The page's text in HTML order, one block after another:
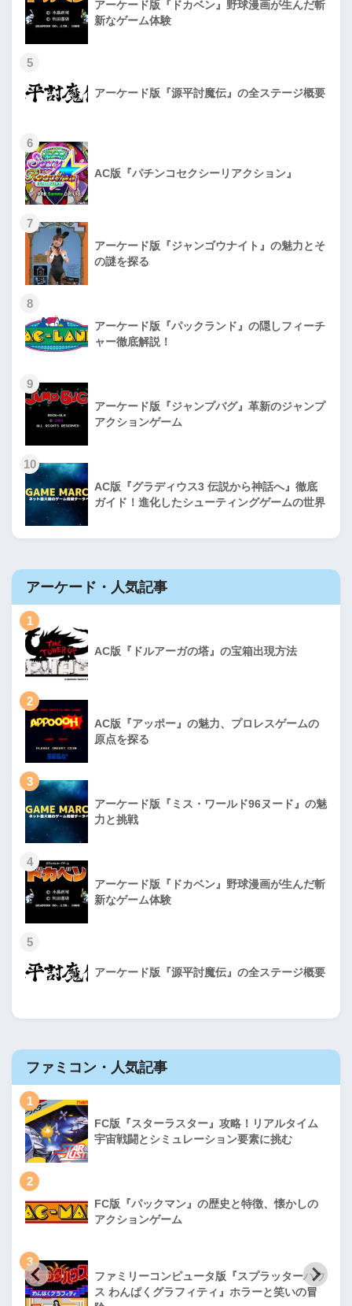
アーケード版『ドカベン』野球漫画が生んだ斬
新なゲーム体験
5
アーケード版『源平討魔伝』の全ステージ概要
6
AC版『パチンコセクシーリアクション』
7
アーケード版『ジャンゴウナイト』の魅力とそ
の謎を探る
8
アーケード版『パックランド』の隠しフィーチ
ャー徹底解説！
9
アーケード版『ジャンプバグ』革新のジャンプ
アクションゲーム
10
AC版『グラディウス3 伝説から神話へ』徹底
ガイド！進化したシューティングゲームの世界
アーケード・人気記事
1
AC版『ドルアーガの塔』の宝箱出現方法
2
AC版『アッポー』の魅力、プロレスゲームの
原点を探る
3
アーケード版『ミス・ワールド96ヌード』の魅
力と挑戦
4
アーケード版『ドカベン』野球漫画が生んだ斬
新なゲーム体験
5
アーケード版『源平討魔伝』の全ステージ概要
ファミコン・人気記事
1
FC版『スターラスター』攻略！リアルタイム
宇宙戦闘とシミュレーション要素に挑む
2
FC版『パックマン』の歴史と特徴、懐かしの
アクションゲーム
3
ファミリーコンピュータ版『スプラッターハウ
ス わんぱくグラフィティ』ホラーと笑いの冒